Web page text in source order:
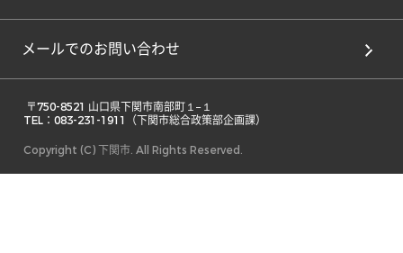
メールでのお問い合わせ
TEL：083-231-1911（下関市総合政策部企画課）
Copyright (C) 下関市. All Rights Reserved.